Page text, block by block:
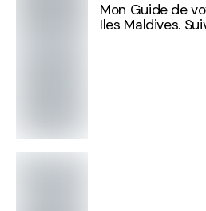
Mon Guide de
Iles Maldives.